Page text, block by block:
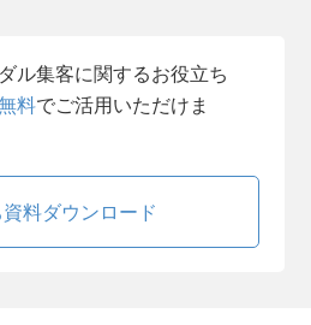
ル集客に関するお役立ち
料でご活用いただけま
料ダウンロード